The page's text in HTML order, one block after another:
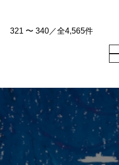
321 〜 340／全4,565件